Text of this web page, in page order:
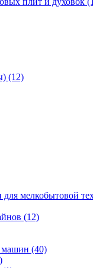
(12)
для мелкобытовой
(12)
машин (40)